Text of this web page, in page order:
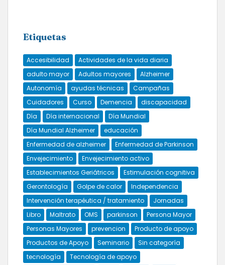
Etiquetas
Accesibilidad
Actividades de la vida diaria
adulto mayor
Adultos mayores
Alzheimer
Autonomía
ayudas técnicas
Campañas
Cuidadores
Curso Demencia
discapacidad
Día
Día internacional
Día Mundial
Día Mundial Alzheimer
educación
Enfermedad de alzheimer
Enfermedad de Parkinson
Envejecimiento
Envejecimiento activo
Establecimientos Geriátricos
Estimulación cognitiva
Gerontología
Golpe de calor
Independencia
Intervención terapéutica / tratamiento
Jornadas
Libro
Maltrato OMS parkinson
Persona Mayor
Personas Mayores
prevencion
Producto de apoyo
Productos de Apoyo
Seminario
Sin categoría
tecnología
Tecnología de apoyo